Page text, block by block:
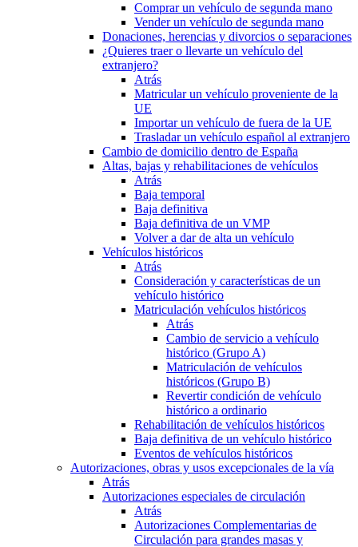
Comprar un vehículo de segunda mano
Vender un vehículo de segunda mano
Donaciones, herencias y divorcios o separaciones
¿Quieres traer o llevarte un vehículo del
extranjero?
Atrás
Matricular un vehículo proveniente de la
UE
Importar un vehículo de fuera de la UE
Trasladar un vehículo español al extranjero
Cambio de domicilio dentro de España
Altas, bajas y rehabilitaciones de vehículos
Atrás
Baja temporal
Baja definitiva
Baja definitiva de un VMP
Volver a dar de alta un vehículo
Vehículos históricos
Atrás
Consideración y características de un
vehículo histórico
Matriculación vehículos históricos
Atrás
Cambio de servicio a vehículo
histórico (Grupo A)
Matriculación de vehículos
históricos (Grupo B)
Revertir condición de vehículo
histórico a ordinario
Rehabilitación de vehículos históricos
Baja definitiva de un vehículo histórico
Eventos de vehículos históricos
Autorizaciones, obras y usos excepcionales de la vía
Atrás
Autorizaciones especiales de circulación
Atrás
Autorizaciones Complementarias de
Circulación para grandes masas y